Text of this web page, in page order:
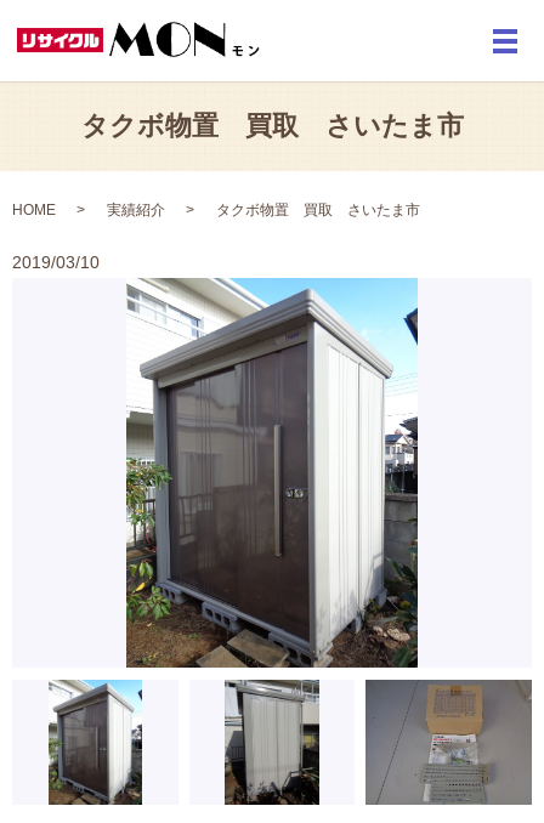
メ
タクボ物置 買取 さいたま市
HOME 実績紹介 タクボ物置 買取 さいたま市
2019/03/10